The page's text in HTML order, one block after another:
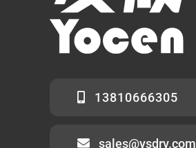
13810666305
sales@ysdrv.com